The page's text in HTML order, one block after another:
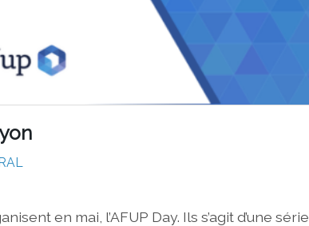
en mai, l’AFUP Day. Ils s’agit d’une série